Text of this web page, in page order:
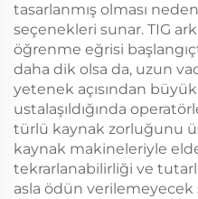
tasarlanmış olması
seçenekleri sunar. TIG
öğrenme eğrisi
daha dik olsa da, uzun
yetenek açısından
ustalaşıldığında
türlü kaynak zorluğunu
kaynak makineleriyle
tekrarlanabilirliği ve
asla ödün